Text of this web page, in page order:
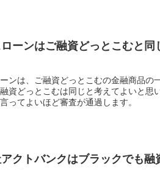
ーンはご融資どっとこむと
ンは、ご融資どっとこむの金融商品の
資どっとこむは同じと考えてよいと思
ってよいほど審査が通過します。
クトバンクはブラックでも融